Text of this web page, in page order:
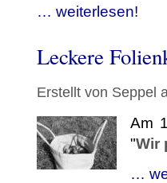
… weiterlesen!
Leckere
Erstellt von Seppel
Am
"Wir
…